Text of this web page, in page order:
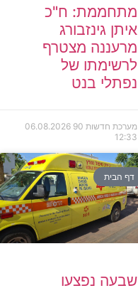
מתחממת: ח"כ
איתן גינזבורג
מרעננה מצטרף
לרשימתו של
נפתלי בנט
מערכת חדשות 90
06.08.2026
12:33
דף הבית
שבעה נפצעו